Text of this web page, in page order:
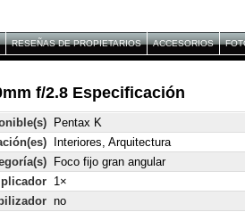
RESEÑAS DE PROPIETARIOS ACCESORIOS
f/2.8 Especificación
Pentax K
Interiores, Arquitectura
Foco fijo gran angular
1×
no